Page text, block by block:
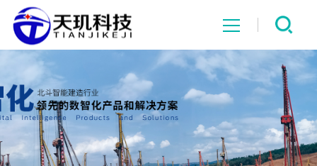
网站首页
系统中心
解决方案